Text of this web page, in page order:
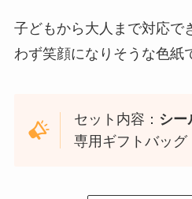
子どもから大人まで対応で
わず笑顔になりそうな色紙
セット内容： シー
専用ギフトバッグ